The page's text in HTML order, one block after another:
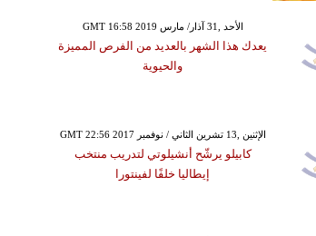
GMT 16:58 2019 الأحد ,31 آذار/ مارس
يعدك هذا الشهر بالعديد من الفرص المميزة
والحيوية
GMT 22:56 2017 الإثنين ,13 تشرين الثاني / نوفمبر
كابيلو يرشّح أنشيلوتي لتدريب منتخب
إيطاليا خلفًا لفينتورا